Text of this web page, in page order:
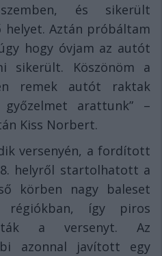
és sikerült
helyet. Aztán próbáltam
hogy óvjam az autót
sikerült. Köszönöm a
remek autót raktak
arattunk” –
Kiss Norbert.
versenyén, a fordított
helyről startolhatott a
körben nagy baleset
így piros
a versenyt. Az
azonnal javított egy